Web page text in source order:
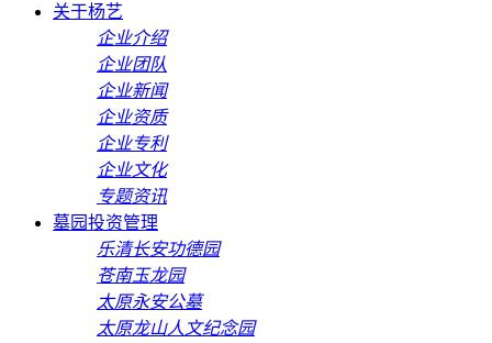
关于杨艺
企业介绍
企业团队
企业新闻
企业资质
企业专利
企业文化
专题资讯
墓园投资管理
乐清长安功德园
苍南玉龙园
太原永安公墓
太原龙山人文纪念园